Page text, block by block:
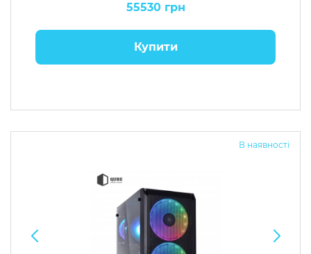
55530 грн
Купити
В наявності